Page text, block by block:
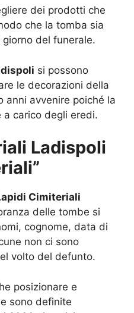
dei prodotti che
che la tomba sia
del funerale.
si possono
le decorazioni della
anni avvenire poiché la
a carico degli eredi.
Ladispoli
Cimiteriali
delle tombe si
cognome, data di
non ci sono
volto del defunto.
posizionare e
sono definite